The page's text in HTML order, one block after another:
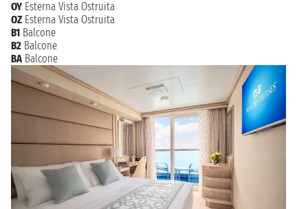
OY Esterna Vista Ostruita
OZ Esterna Vista Ostruita
B1 Balcone
B2 Balcone
BA Balcone